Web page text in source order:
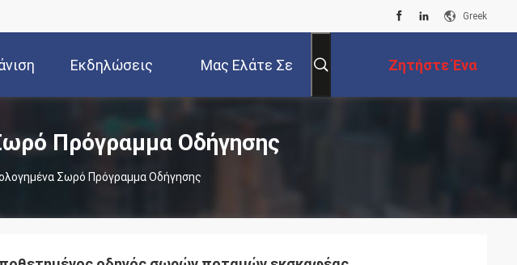
Greek
Εκδηλώσεις Μας Ελάτε Σε Ζητήστε Ένα
Απόσπασμα
Πρόγραμμα Οδήγησης
Σωρό Πρόγραμμα Οδήγησης